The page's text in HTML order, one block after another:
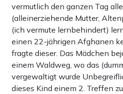
vermutlich den ganzen Tag
(alleinerziehende Mutter,
(ich vermute lernbehindert)
einen 22-jährigen Afghanen
fragte dieser. Das Mädchen
einem Waldweg, wo das
vergewaltigt wurde
dieses Kind einem 2. Treffen